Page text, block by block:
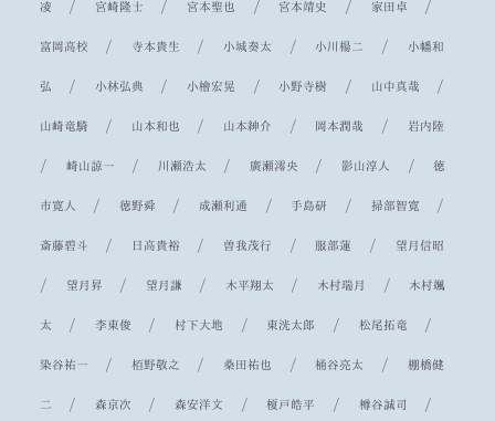
凌 / 宮崎隆士 / 宮本聖也 / 宮本靖史 / 家田卓 /
富岡高校 / 寺本貴生 / 小城奏太 / 小川楊二 / 小幡和
弘 / 小林弘典 / 小檜宏晃 / 小野寺樹 / 山中真哉 /
山崎竜騎 / 山本和也 / 山本紳介 / 岡本潤哉 / 岩内陸
/ 崎山諒一 / 川瀬浩太 / 廣瀬澪央 / 影山淳人 /徳
市寛人 /徳野舜 / 成瀬利通 / 手島研 / 掃部智寛 /
斎藤碧斗 / 日高貴裕 / 曽我茂行 / 服部蓮 / 望月信昭
/ 望月昇 / 望月謙 / 木平翔太 / 木村瑞月 / 木村颯
太 / 李東俊 / 村下大地 / 東洸太郎 / 松尾拓竜 /
染谷祐一 / 栢野敬之 / 桑田祐也 /桶谷亮太 / 棚橋健
二 / 森京次 / 森安洋文 /榎戸皓平 / 樽谷誠司 /